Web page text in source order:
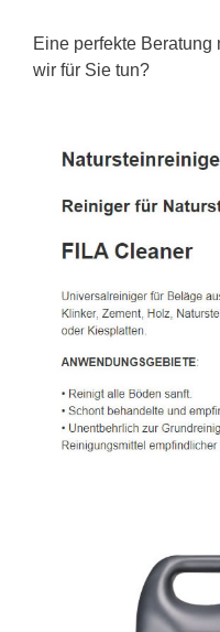
Eine perfekte Beratung
wir für Sie tun?